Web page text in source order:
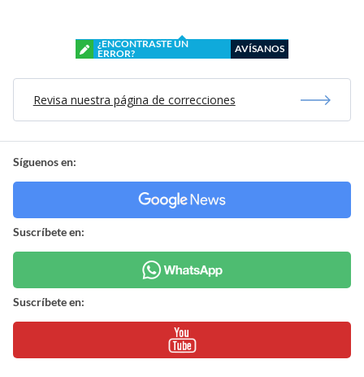
¿ENCONTRASTE UN
ERROR?
AVÍSANOS
Revisa nuestra página de correcciones
Síguenos en:
Suscríbete en:
Suscríbete en: